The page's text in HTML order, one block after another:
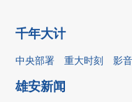
千年大计
中央部署 重大时刻 影
雄安新闻